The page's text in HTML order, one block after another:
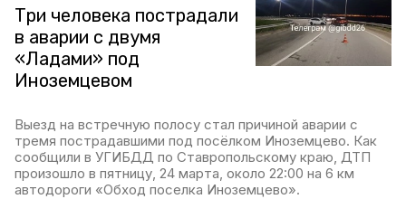
Три человека пострадали
в аварии с двумя
«Ладами» под
Иноземцевом
Выезд на встречную полосу стал причиной аварии с
тремя пострадавшими под посёлком Иноземцево. Как
сообщили в УГИБДД по Ставропольскому краю, ДТП
произошло в пятницу, 24 марта, около 22:00 на 6 км
автодороги «Обход поселка Иноземцево».